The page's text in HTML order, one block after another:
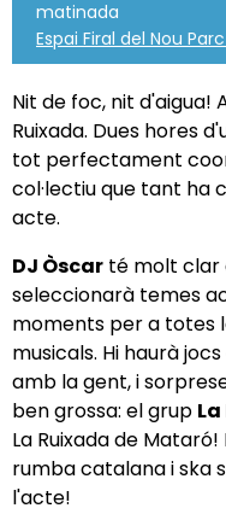
matinada
Espai Firal del Nou
Nit de foc, nit
Ruixada. Dues hores
tot perfectament
col·lectiu que tant
acte.
DJ Òscar té molt clar
seleccionarà temes
moments per a totes
musicals. Hi haurà
amb la gent, i
ben grossa: el grup
La Ruixada de
rumba catalana i ska
l'acte!